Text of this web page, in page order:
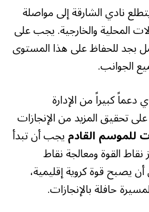
نادي الشارقة إلى مواصلة
المحلية والخارجية. يجب على
بجد للحفاظ على هذا المستوى
الجوانب.
كبيراً من الإدارة
تحقيق المزيد من الإنجازات
للموسم القادميجب أن تبدأ
نقاط القوة ومعالجة نقاط
يصبح قوة كروية إقليمية،
حافلة بالإنجازات.